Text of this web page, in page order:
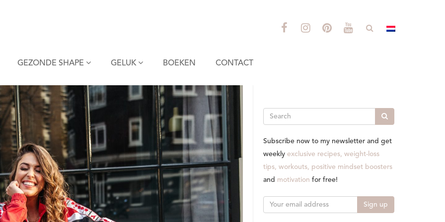
GEZONDE SHAPE GELUK BOEKEN CONTACT
Search
Subscribe now to my newsletter and get
weekly exclusive recipes, weight-loss
tips, workouts, positive mindset boosters
and motivation for free!